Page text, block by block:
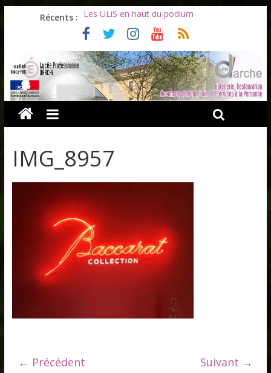
Récents : Les ULiS en haut du podium
Océane et la promotion du bénévolat
Bonnes vacances à tous !
Infos rentrée septembre 2026
Soirée d’adieux au Lycée Darche
IMG_8957
← Précédent Suivant →